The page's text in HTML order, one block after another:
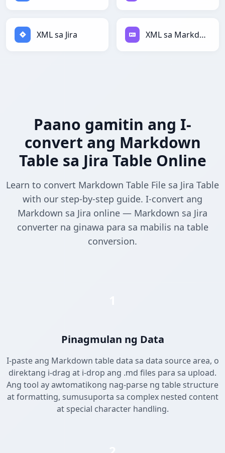
XML sa Jira XML sa Markdown
Paano gamitin ang I-
convert ang Markdown
Table sa Jira Table Online
Learn to convert Markdown Table File sa Jira Table
with our step-by-step guide. I-convert ang
Markdown sa Jira online — Markdown sa Jira
converter na ginawa para sa mabilis na table
conversion.
Pinagmulan ng Data
I-paste ang Markdown table data sa data source area, o
direktang i-drag at i-drop ang .md files para sa upload.
Ang tool ay awtomatikong nag-parse ng table structure
at formatting, sumusuporta sa complex nested content
at special character handling.